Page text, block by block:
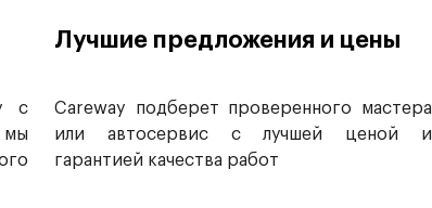
с
мы
Лучшие предложения и цены
Careway подберет проверенного мастера
или автосервис с лучшей ценой и
гарантией качества работ